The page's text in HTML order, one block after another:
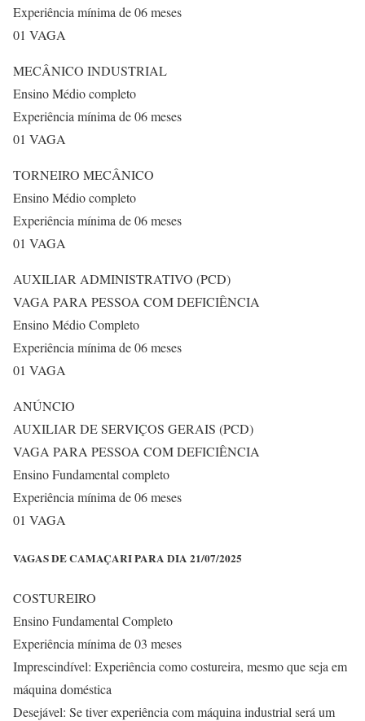
Experiência mínima de 06 meses
01 VAGA
MECÂNICO INDUSTRIAL
Ensino Médio completo
Experiência mínima de 06 meses
01 VAGA
TORNEIRO MECÂNICO
Ensino Médio completo
Experiência mínima de 06 meses
01 VAGA
AUXILIAR ADMINISTRATIVO (PCD)
VAGA PARA PESSOA COM DEFICIÊNCIA
Ensino Médio Completo
Experiência mínima de 06 meses
01 VAGA
ANÚNCIO
AUXILIAR DE SERVIÇOS GERAIS (PCD)
VAGA PARA PESSOA COM DEFICIÊNCIA
Ensino Fundamental completo
Experiência mínima de 06 meses
01 VAGA
VAGAS DE CAMAÇARI PARA DIA 21/07/2025
COSTUREIRO
Ensino Fundamental Completo
Experiência mínima de 03 meses
Imprescindível: Experiência como costureira, mesmo que seja em
máquina doméstica
Desejável: Se tiver experiência com máquina industrial será um